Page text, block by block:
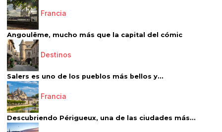
Francia
Angoulême, mucho más que la capital del cómic
Destinos
Salers es uno de los pueblos más bellos y...
Francia
Descubriendo Périgueux, una de las ciudades más...